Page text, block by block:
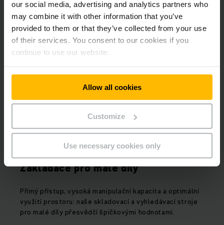
our social media, advertising and analytics partners who
may combine it with other information that you’ve
provided to them or that they’ve collected from your use
of their services. You consent to our cookies if you
continue to use our website.
Allow all cookies
Customize
Use necessary cookies only
PDF(2,1 MB)
Další produkty, které by vás mohly
zajímat
Zakladače pro malé díly
Přímý přístup, vysoká manipulační kapacita a optimální
využití prostoru: naše skladovací a vyhledávací stroje
pro malé díly přesvědčí špičkovými hodnotami.